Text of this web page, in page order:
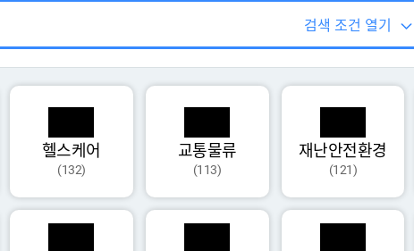
검색 조건 열기
헬스케어
(132)
교통물류
(113)
재난안전환경
(121)